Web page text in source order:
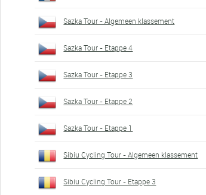
Sazka Tour - Algemeen klassement
Sazka Tour - Etappe 4
Sazka Tour - Etappe 3
Sazka Tour - Etappe 2
Sazka Tour - Etappe 1
Sibiu Cycling Tour - Algemeen klassement
Sibiu Cycling Tour - Etappe 3